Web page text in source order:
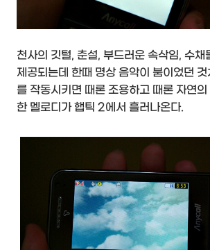
천사의 깃털, 춘설, 부드러운 속삭임, 수채
제공되는데 한때 명상 음악이 붐이었던 것
를 작동시키면 때론 조용하고 때론 자연
한 멜로디가 햅틱 2에서 흘러나온다.